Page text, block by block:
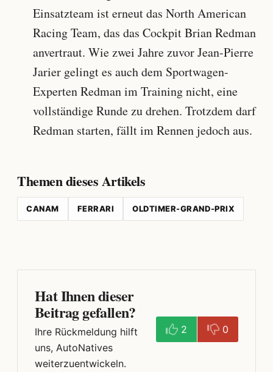
Einsatzteam ist erneut das North American
Racing Team, das das Cockpit Brian Redman
anvertraut. Wie zwei Jahre zuvor Jean-Pierre
Jarier gelingt es auch dem Sportwagen-
Experten Redman im Training nicht, eine
vollständige Runde zu drehen. Trotzdem darf
Redman starten, fällt im Rennen jedoch aus.
Themen dieses Artikels
CANAM FERRARI OLDTIMER-GRAND-PRIX
Hat Ihnen dieser
Beitrag gefallen?
Ihre Rückmeldung hilft
uns, AutoNatives
weiterzuentwickeln.
2 0